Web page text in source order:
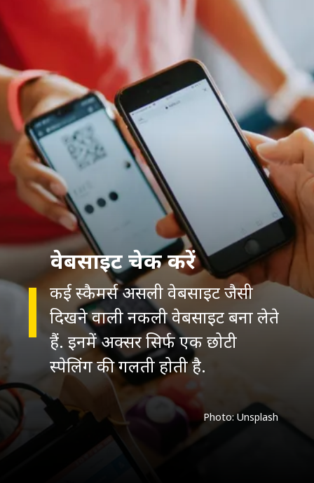
वेबसाइट चेक करें
कई स्कैमर्स असली वेबसाइट जैसी
दिखने वाली नकली वेबसाइट बना लेते
हैं. इनमें अक्सर सिर्फ एक छोटी
स्पेलिंग की गलती होती है.
Photo: Unsplash